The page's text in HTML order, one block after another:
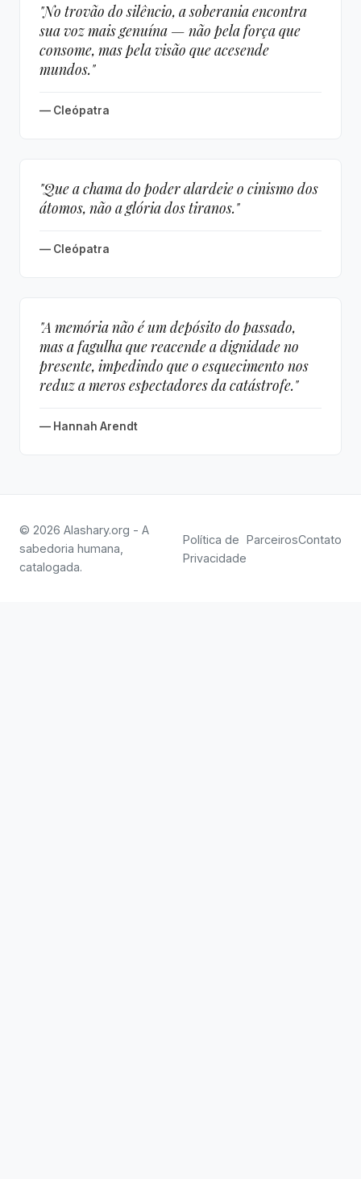
"No trovão do silêncio, a soberania encontra
sua voz mais genuína — não pela força que
consome, mas pela visão que acesende
mundos."
— Cleópatra
"Que a chama do poder alardeie o cinismo dos
átomos, não a glória dos tiranos."
— Cleópatra
"A memória não é um depósito do passado,
mas a fagulha que reacende a dignidade no
presente, impedindo que o esquecimento nos
reduz a meros espectadores da catástrofe."
— Hannah Arendt
© 2026 Alashary.org - A
sabedoria humana,
catalogada.
Política de
Privacidade
ParceirosContato